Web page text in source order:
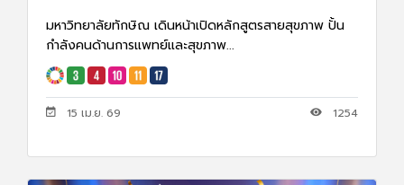
มหาวิทยาลัยทักษิณ เดินหน้าเปิดหลักสูตรสายสุขภาพ ปั้น
กำลังคนด้านการแพทย์และสุขภาพ...
15 เม.ย. 69 1254